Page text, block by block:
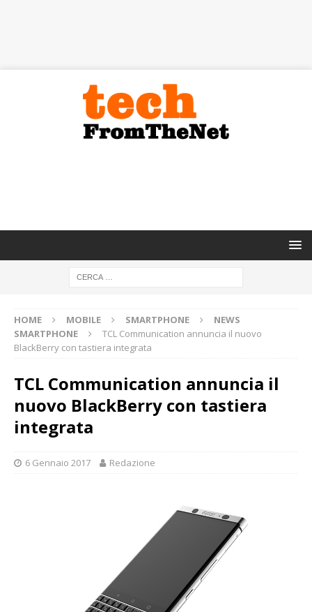
HOME MOBILE SMARTPHONE
NEWS
SMARTPHONE
TCL Communication annuncia il nuovo
BlackBerry con tastiera integrata
TCL Communication annuncia il
nuovo BlackBerry con tastiera
integrata
6 Gennaio 2017 Redazione